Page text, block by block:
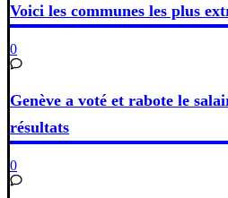
Voici les communes les plus
0
Genève a voté et rabote le
résultats
0